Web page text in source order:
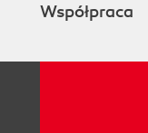
Współpraca